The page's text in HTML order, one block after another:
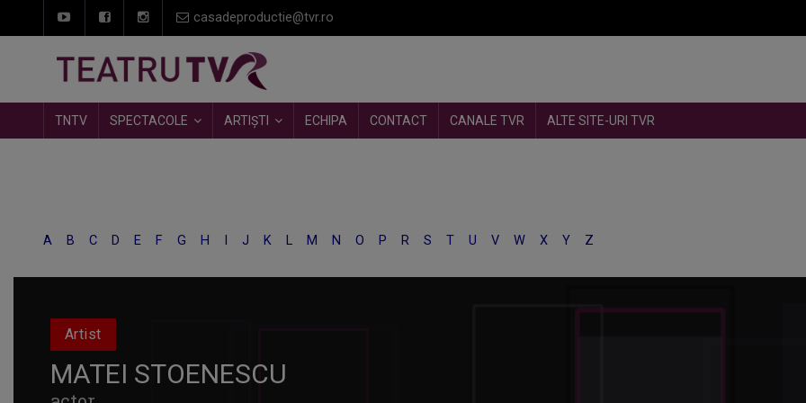
casadeproductie@tvr.ro
TNTV SPECTACOLE ARTIȘTI ECHIPA CONTACT CANALE TVR ALTE SITE-URI TVR
A B C D E F G H J K L M N O P R S T U V W X Y Z
Artist
MATEI STOENESCU